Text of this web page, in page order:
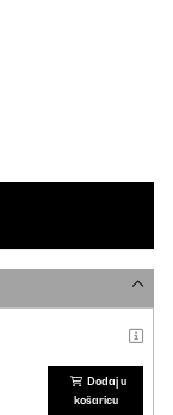
Dodaj u
košaricu